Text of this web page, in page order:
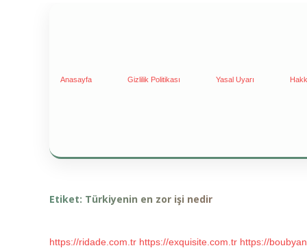
Anasayfa Gizlilik Politikası Yasal Uyarı
Etiket: Türkiyenin en zor işi nedir
https://ridade.com.tr https://exquisite.com.tr https://